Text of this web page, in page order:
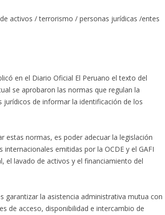
activos / terrorismo / personas jurídicas /entes
en el Diario Oficial El Peruano el texto del
se aprobaron las normas que regulan la
de informar la identificación de los
estas normas, es poder adecuar la legislación
emitidas por la OCDE y el GAFI
el lavado de activos y el financiamiento del
garantizar la asistencia administrativa mutua con
de acceso, disponibilidad e intercambio de